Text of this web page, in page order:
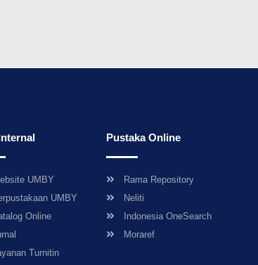
UMBY
UMBY
Online
Turnitin
Pustaka Online
Rama Repository
Neliti
Indonesia OneSearch
Moraref